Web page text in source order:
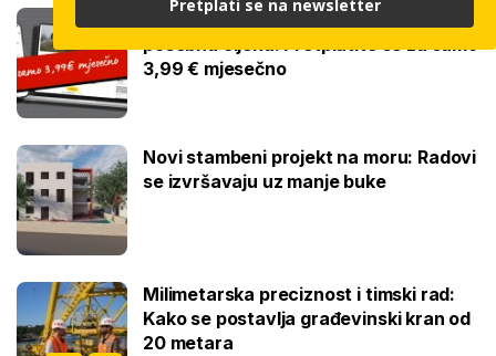
Čitajte bauštela.hr cijelo ljeto uz
posebnu cijenu: Pretplatite se za samo
3,99 € mjesečno
Novi stambeni projekt na moru: Radovi
se izvršavaju uz manje buke
Milimetarska preciznost i timski rad:
Kako se postavlja građevinski kran od
20 metara
Pretplati se na newsletter